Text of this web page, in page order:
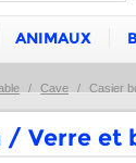
ANIMAUX
/ Cave / Casier
/ Verre et